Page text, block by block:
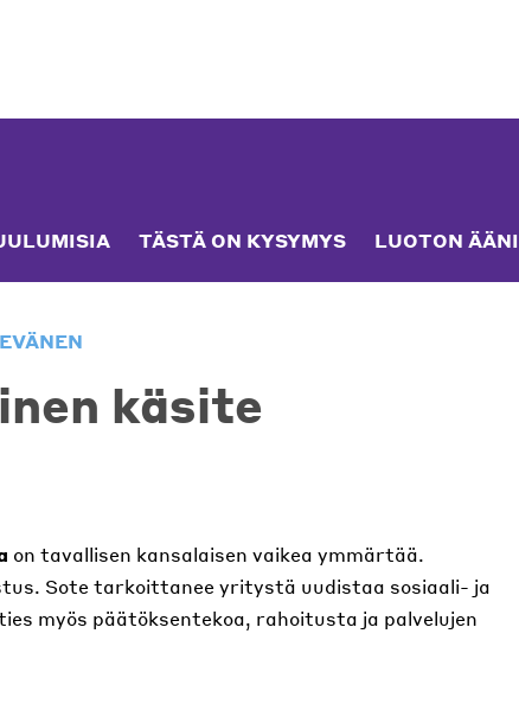
TÄSTÄ ON KYSYMYS LUOTON ÄÄNI
käsite
on tavallisen kansalaisen vaikea ymmärtää.
Sote tarkoittanee yritystä uudistaa sosiaali- ja
myös päätöksentekoa, rahoitusta ja palvelujen